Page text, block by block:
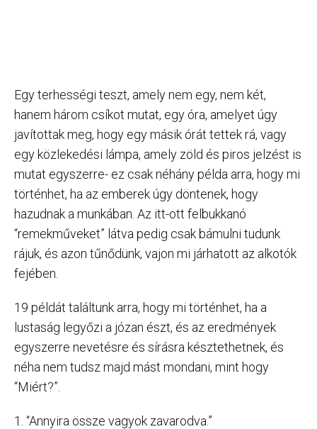
Egy terhességi teszt, amely nem egy, nem két,
hanem három csíkot mutat, egy óra, amelyet úgy
javítottak meg, hogy egy másik órát tettek rá, vagy
egy közlekedési lámpa, amely zöld és piros jelzést is
mutat egyszerre- ez csak néhány példa arra, hogy mi
történhet, ha az emberek úgy döntenek, hogy
hazudnak a munkában. Az itt-ott felbukkanó
“remekműveket” látva pedig csak bámulni tudunk
rájuk, és azon tűnődünk, vajon mi járhatott az alkotók
fejében.
19 példát találtunk arra, hogy mi történhet, ha a
lustaság legyőzi a józan észt, és az eredmények
egyszerre nevetésre és sírásra késztethetnek, és
néha nem tudsz majd mást mondani, mint hogy
“Miért?”.
1. “Annyira össze vagyok zavarodva.”